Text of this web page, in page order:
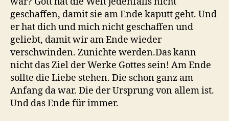
geschaffen, damit sie am Ende kaputt geht. Und
er hat dich und mich nicht geschaffen und
geliebt, damit wir am Ende wieder
verschwinden. Zunichte werden.Das kann
nicht das Ziel der Werke Gottes sein! Am Ende
sollte die Liebe stehen. Die schon ganz am
Anfang da war. Die der Ursprung von allem ist.
Und das Ende für immer.